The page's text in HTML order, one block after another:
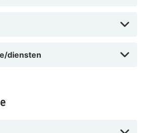
terwijl de tv met kabelzenders
km Natuurpark Hoge Venen-Eifel -
Historical Centre - 4,9 km Abbaye
diensten